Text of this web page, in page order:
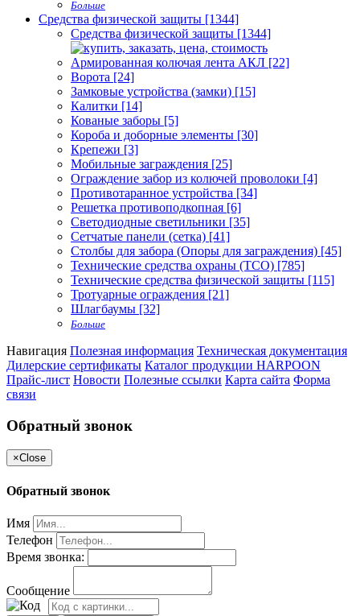
Больше
Средства физической защиты [1344]
Средства физической защиты [1344]
Армированная колючая лента АКЛ [22]
Ворота [24]
Замковые устройства (замки) [15]
Калитки [14]
Кованые заборы [5]
Короба и доборные элементы [30]
Крепежи [3]
Мобильные заграждения [25]
Ограждение забор из колючей проволоки [4]
Противотаранное устройства [34]
Решетка противоподкопная [6]
Светодиодные светильники [35]
Сетчатые панели (сетка) [41]
Столбы для забора (Опоры для заграждения) [45]
Технические средства охраны (ТСО) [785]
Технические средства физической защиты [115]
Тротуарные ограждения [21]
Шлагбаумы [32]
Больше
Навигация Полезная информация Техническая документация
Дилерские сертификаты Каталог продукции HARPOON
Прайс-лист Новости Полезные ссылки Карта сайта Форма
связи
Обратный звонок
×Close
Обратный звонок
Имя
Телефон
Время звонка:
Сообщение